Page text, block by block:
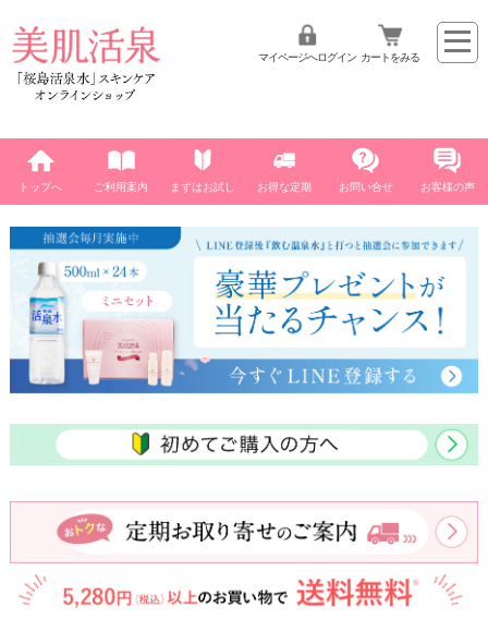
マイページへログイン カートをみる
トップへ ご利用案内 まずはお試し お得な定期 お問い合せ お客様の声